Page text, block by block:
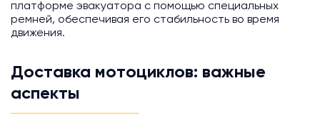
платформе эвакуатора с помощью специальных
ремней, обеспечивая его стабильность во время
движения.
Доставка мотоциклов: важные
аспекты